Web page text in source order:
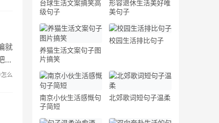
就
！
么
台球生活文案搞笑高
级句子
形容退休生活美好唯
美句子
养猫生活文案句子图
片搞笑
校园生活排比句子
南京小伙生活感慨句
子简短
北郊歌词短句子温柔